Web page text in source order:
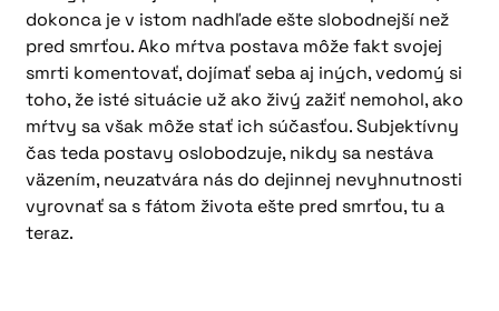
dokonca je v istom nadhľade ešte slobodnejší než
pred smrťou. Ako mŕtva postava môže fakt svojej
smrti komentovať, dojímať seba aj iných, vedomý si
toho, že isté situácie už ako živý zažiť nemohol, ako
mŕtvy sa však môže stať ich súčasťou. Subjektívny
čas teda postavy oslobodzuje, nikdy sa nestáva
väzením, neuzatvára nás do dejinnej nevyhnutnosti
vyrovnať sa s fátom života ešte pred smrťou, tu a
teraz.